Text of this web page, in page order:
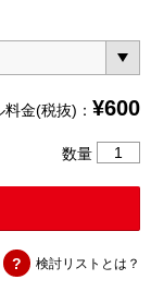
料金(税抜)： ¥600
数量
ー
検討リストとは？